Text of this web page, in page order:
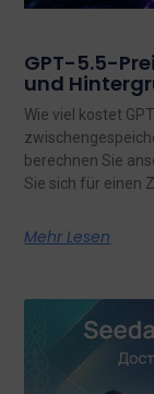
GPT-5.5-
und
Wie viel kostet
berechnen Sie
Sie sich für einen
Mehr Lesen